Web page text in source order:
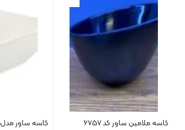
کاسه ملامین ساور کد ۶۷۵۷ کاسه ساور مدل S ۱۱۹۰۱۰۱